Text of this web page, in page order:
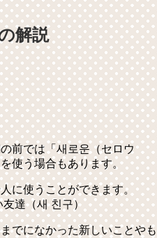
解説
前では「새로운（セロウ
使う場合もあります。
に使うことができます。
達（새 친구）
でになかった新しいことやも